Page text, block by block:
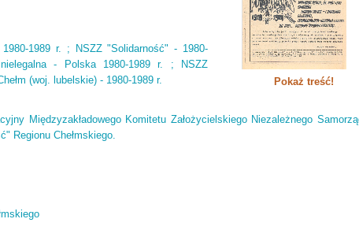
Pokaż treść!
1989 r. ; NSZZ "Solidarność" - 1980-
- Polska 1980-1989 r. ; NSZZ
(woj. lubelskie) - 1980-1989 r.
Międzyzakładowego Komitetu Założycielskiego Niezależnego
Regionu Chełmskiego.